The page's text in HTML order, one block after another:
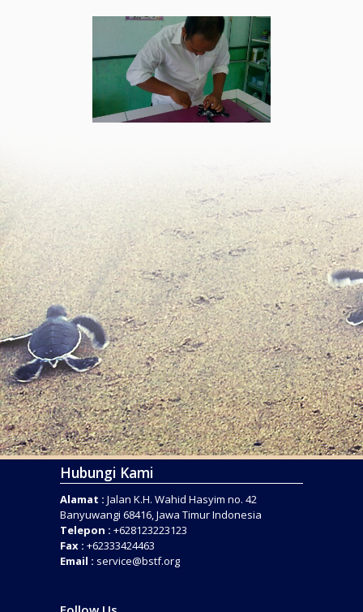
Hubungi Kami
Alamat : Jalan K.H. Wahid Hasyim no. 42
Banyuwangi 68416, Jawa Timur Indonesia
Telepon : +628123223123
Fax : +62333424463
Email : service@bstf.org